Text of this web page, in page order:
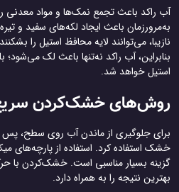
آب راکد باعث تجمع نمک‌ها و مواد
به‌مرورزمان باعث ایجاد لکه‌های سفید و
نازیبا، می‌توانند لایه محافظ استیل را
بنابراین، آب راکد نه‌تنها باعث لک
استیل خواهد شد.
روش‌های خشک‌کردن
برای جلوگیری از ماندن آب روی سطح، پس
خشک استفاده کرد. استفاده از پارچه‌های
گزینه بسیار مناسبی است. خشک‌کردن با
بهترین نتیجه را به همراه دارد.